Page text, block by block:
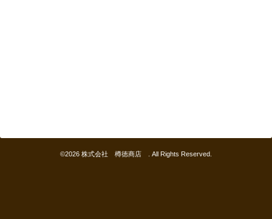
©2026 株式会社 樽徳商店 . All Rights Reserved.